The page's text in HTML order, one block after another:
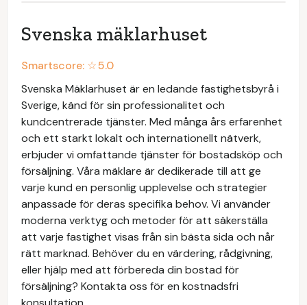
Svenska mäklarhuset
Smartscore: ☆5.0
Svenska Mäklarhuset är en ledande fastighetsbyrå i
Sverige, känd för sin professionalitet och
kundcentrerade tjänster. Med många års erfarenhet
och ett starkt lokalt och internationellt nätverk,
erbjuder vi omfattande tjänster för bostadsköp och
försäljning. Våra mäklare är dedikerade till att ge
varje kund en personlig upplevelse och strategier
anpassade för deras specifika behov. Vi använder
moderna verktyg och metoder för att säkerställa
att varje fastighet visas från sin bästa sida och når
rätt marknad. Behöver du en värdering, rådgivning,
eller hjälp med att förbereda din bostad för
försäljning? Kontakta oss för en kostnadsfri